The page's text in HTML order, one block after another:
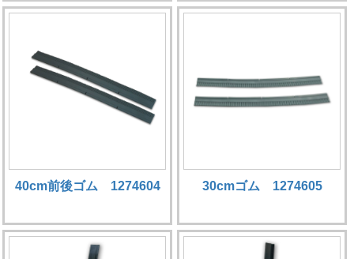
40cm前後ゴム 1274604 30cmゴム 1274605